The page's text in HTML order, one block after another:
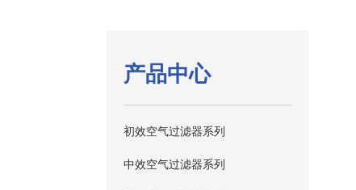
产品中心
初效空气过滤器系列
中效空气过滤器系列